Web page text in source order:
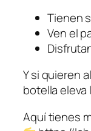
Tienen
Ven el
Y si quieren
botella eleva
Aquí tienes